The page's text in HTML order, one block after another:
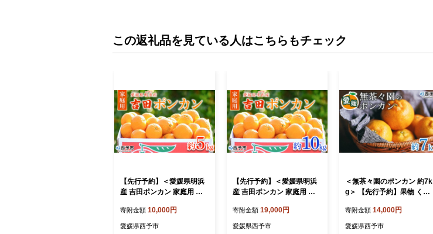
この返礼品を見ている人はこちらもチェック
【先行予約】＜愛媛県明浜
産 吉田ポンカン 家庭用 約5
ツ みかん ミカン 柑橘 吉田
ぽんかん よしだぽんかん ヨ
寄附金額 10,000円
愛媛県西予市
【先行予約】＜愛媛県明浜
産 吉田ポンカン 家庭用 約1
ツ みかん ミカン 柑橘 吉田
ぽんかん よしだぽんかん ヨ
寄附金額 19,000円
愛媛県西予市
＜無茶々園のポンカン 約7k
g＞ 【先行予約】果物 くだ
かん 蜜柑 柑橘類 かんきつ
旬 甘い 濃厚 新鮮 期間限定
寄附金額 14,000円
愛媛県西予市